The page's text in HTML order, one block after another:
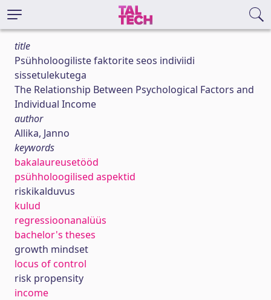
title
Psühholoogiliste faktorite seos indiviidi
sissetulekutega
The Relationship Between Psychological Factors and
Individual Income
author
Allika, Janno
keywords
bakalaureusetööd
psühholoogilised aspektid
riskikalduvus
kulud
regressioonanalüüs
bachelor's theses
growth mindset
locus of control
risk propensity
income